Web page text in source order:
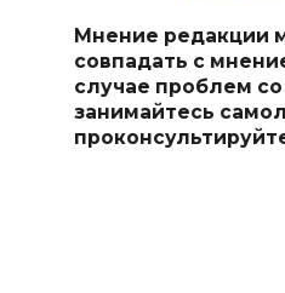
Мнение редакции
совпадать с
случае проблем
занимайтесь